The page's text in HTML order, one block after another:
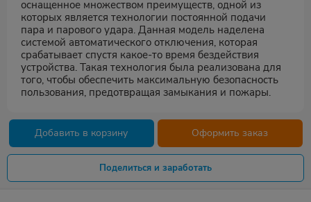
оснащенное множеством преимуществ, одной из
которых является технологии постоянной подачи
пара и парового удара. Данная модель наделена
системой автоматического отключения, которая
срабатывает спустя какое-то время бездействия
устройства. Такая технология была реализована для
того, чтобы обеспечить максимальную безопасность
пользования, предотвращая замыкания и пожары.
Добавить в корзину Оформить заказ
Поделиться и заработать